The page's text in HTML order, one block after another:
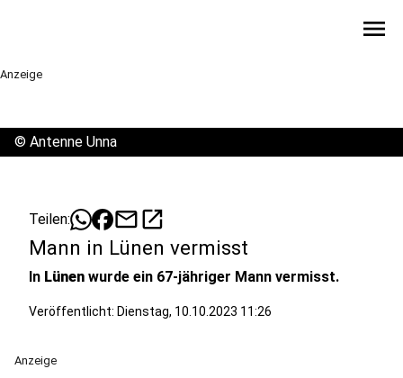
menu
Anzeige
© Antenne Unna
Teilen: mailopen_in_new
Mann in Lünen vermisst
In Lünen wurde ein 67-jähriger Mann vermisst.
Veröffentlicht: Dienstag, 10.10.2023 11:26
Anzeige